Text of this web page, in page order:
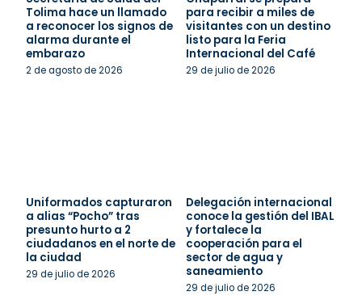
Tolima hace un llamado
a reconocer los signos de
alarma durante el
embarazo
2 de agosto de 2026
para recibir a miles de
visitantes con un destino
listo para la Feria
Internacional del Café
29 de julio de 2026
Uniformados capturaron
a alias “Pocho” tras
presunto hurto a 2
ciudadanos en el norte de
la ciudad
29 de julio de 2026
Delegación internacional
conoce la gestión del IBAL
y fortalece la
cooperación para el
sector de agua y
saneamiento
29 de julio de 2026